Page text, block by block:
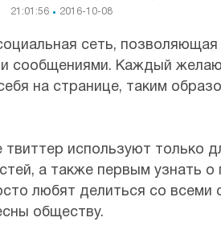
21:01:56 2016-10-08
сеть,
сообщениями. Каждый
на странице, таким
твиттер используют только
а также первым узнать о
любят делиться со всеми
обществу.